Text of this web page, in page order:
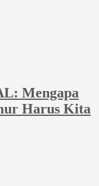
Mengapa
Harus Kita